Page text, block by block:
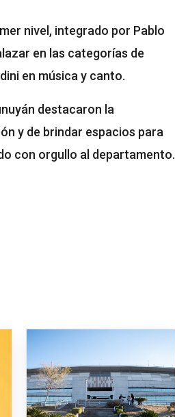
nivel, integrado por Pablo
en las categorías de
en música y canto.
destacaron la
y de brindar espacios para
con orgullo al departamento.